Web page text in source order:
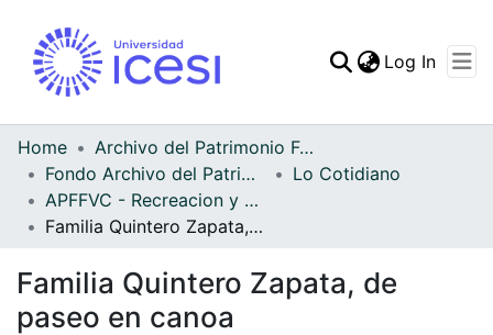
Statistics
Log In
Home
Archivo del Patrimonio Fotográfico y Fílmico del Valle del Cauca
Fondo Archivo del Patrimonio Fotográfico y Fílmico del Valle del Cauca
Lo Cotidiano
APFFVC - Recreacion y Paseo - Patrimonial
Familia Quintero Zapata, de paseo en canoa
Familia Quintero Zapata, de
paseo en canoa